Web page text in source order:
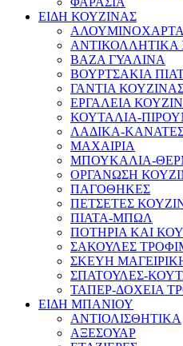
ΕΙΔΗ ΚΟΥΖΙΝΑΣ
ΑΝΤΙΚΟΛΛΗΤΙΚΑ
ΒΑΖΑ ΓΥΑΛΙΝΑ
ΒΟΥΡΤΣΑΚΙΑ
ΓΑΝΤΙΑ
ΕΡΓΑΛΕΙΑ
ΚΟΥΤΑΛΙΑ-
ΛΑΔΙΚΑ-
ΜΑΧΑΙΡΙΑ
ΜΠΟΥΚΑΛΙΑ-
ΟΡΓΑΝΩΣΗ
ΠΑΓΟΘΗΚΕΣ
ΠΕΤΣΕΤΕΣ
ΠΙΑΤΑ-ΜΠΩΛ
ΠΟΤΗΡΙΑ ΚΑΙ
ΣΑΚΟΥΛΕΣ
ΣΚΕΥΗ
ΣΠΑΤΟΥΛΕΣ-
ΤΑΠΕΡ-ΔΟΧΕΙΑ
ΕΙΔΗ ΜΠΑΝΙΟΥ
ΑΝΤΙΟΛΙΣΘΗΤΙΚΑ
ΑΞΕΣΟΥΑΡ